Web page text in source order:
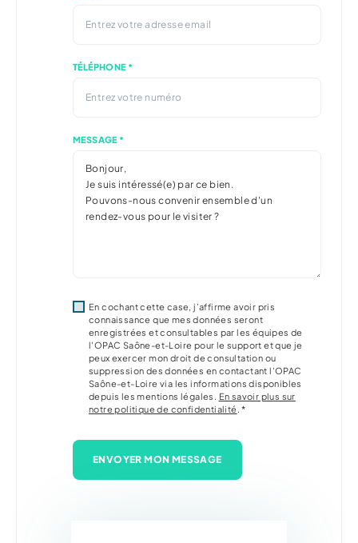
TÉLÉPHONE *
MESSAGE *
En cochant cette case, j’affirme avoir pris
connaissance que mes données seront
enregistrées et consultables par les équipes de
l'OPAC Saône-et-Loire pour le support et que je
peux exercer mon droit de consultation ou
suppression des données en contactant l'OPAC
Saône-et-Loire via les informations disponibles
depuis les mentions légales. En savoir plus sur
notre politique de confidentialité . *
ENVOYER MON MESSAGE